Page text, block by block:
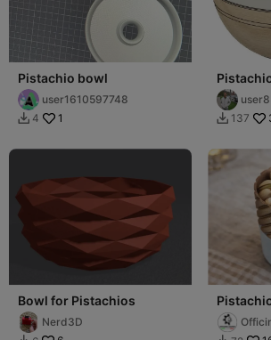
Pistachio bowl
user1610597748
 4 1  137
Bowl for Pistachios
Nerd3D